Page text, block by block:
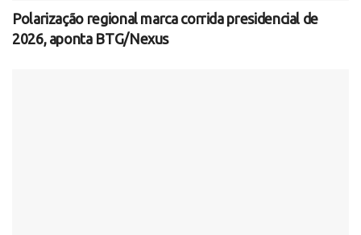
Polarização regional marca corrida presidencial de
2026, aponta BTG/Nexus